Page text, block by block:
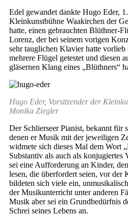
Edel gewandet dankte Hugo Eder,
Kleinkunstbühne Waakirchen der
hatte, einen gebrauchten Blüthner-
Lorenz, der bei seinem vorigen
sehr tauglichen Klavier hatte vorlieb
mehrere Flügel getestet und diesen
gläsernen Klang eines „Blüthners“
Hugo Eder, Vorsitzender der
Monika Ziegler
Der Schlierseer Pianist, bekannt für
denen er Musik mit der jeweiligen
widmete sich dieses Mal dem Wort
Substantiv als auch als konjugiertes
sei eine Aufforderung an Kinder,
lesen, die überfordert seien, vor der
bildeten sich viele ein,
der Musikunterricht unter anderen
Musik aber sei ein Grundbedürfnis
Schrei seines Lebens an.